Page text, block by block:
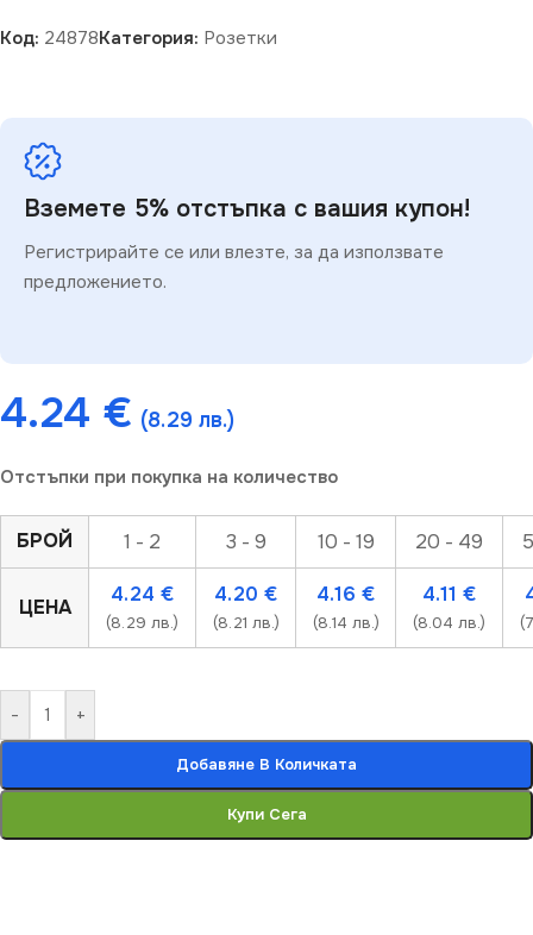
Код: 24878Категория: Розетки
Вземете 5% отстъпка с вашия купон!
Регистрирайте се или влезте, за да използвате
предложението.
4.24 € (8.29 лв.)
Отстъпки при покупка на количество
БРОЙ 1 - 2 3 - 9 10 - 19 20 - 49
ЦЕНА
4.24 €
(8.29 лв.)
4.20 €
(8.21 лв.)
4.16 €
(8.14 лв.)
4.11 €
(8.04 лв.)
- +
Добавяне В Количката
Купи Сега